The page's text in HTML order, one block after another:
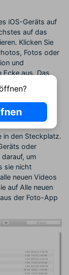
iOS-Geräts auf
auf das
Klicken Sie
Fotos oder
und
Ecke aus. Das
oder höher.
in den Steckplatz.
oder
um
sie nicht
neuen Videos
auf Alle neuen
der Foto-App